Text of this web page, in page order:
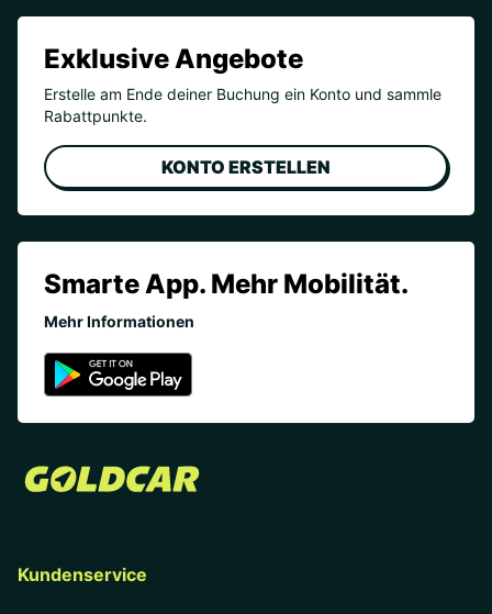
Exklusive Angebote
Erstelle am Ende deiner Buchung ein Konto und sammle
Rabattpunkte.
KONTO ERSTELLEN
Smarte App. Mehr Mobilität.
Mehr Informationen
Kundenservice